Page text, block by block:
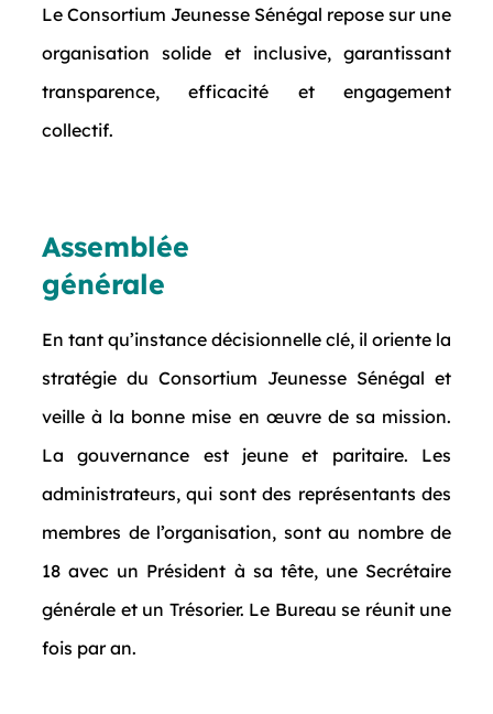
Le Consortium Jeunesse Sénégal repose sur une
organisation solide et inclusive, garantissant
transparence, efficacité et engagement
collectif.
Assemblée
générale
En tant qu’instance décisionnelle clé, il oriente la
stratégie du Consortium Jeunesse Sénégal et
veille à la bonne mise en œuvre de sa mission.
La gouvernance est jeune et paritaire. Les
administrateurs, qui sont des représentants des
membres de l’organisation, sont au nombre de
18 avec un Président à sa tête, une Secrétaire
générale et un Trésorier. Le Bureau se réunit une
fois par an.